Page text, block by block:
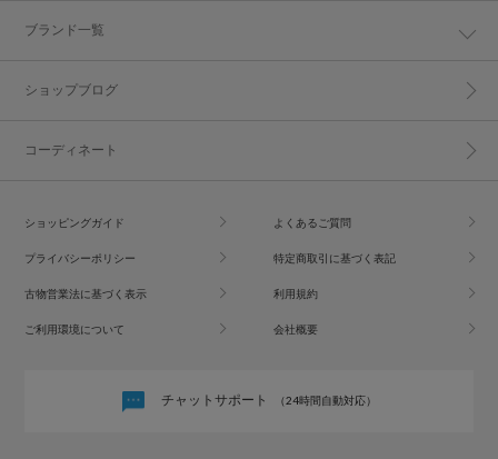
ブランド一覧
ショップブログ
コーディネート
ショッピングガイド よくあるご質問
プライバシーポリシー 特定商取引に基づく表記
古物営業法に基づく表示 利用規約
ご利用環境について 会社概要
チャットサポート （24時間自動対応）